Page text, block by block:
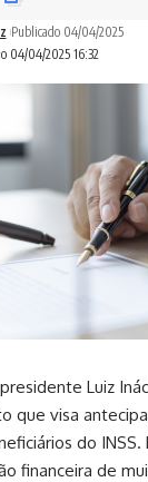
04/04/2025 16:32
Publicado 04/04/2025
Luiz
que visa
do
financeira de